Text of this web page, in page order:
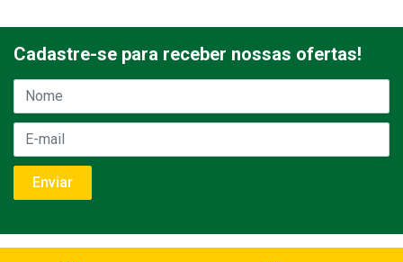
Cadastre-se para receber nossas ofertas!